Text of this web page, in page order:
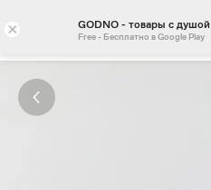
× GODNO - товары с душой
Free - Бесплатно в Google Play